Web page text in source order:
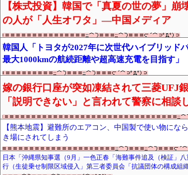
【株式投資】韓国で「真夏の世の夢」崩
の人が「人生オワタ」―中国メディア
韓国人「トヨタが2027年に次世代ハイブリッド
最大1000kmの航続距離や超高速充電を目指す」
嫁の銀行口座が突如凍結されて三菱UFJ
「説明できない」と言われて警察に相
【熊本地震】避難所のエアコン、中国製で使い物にな
き場にされてしまう
日本「沖縄県知事選（9月」一色正春「海難事件追及（検証」
行（生徒乗せ制限区域侵入」第三者委員会「抗議団体の構成組